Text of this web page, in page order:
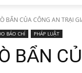
BẨN CỦA CÔNG AN TRẠI
BÁO CHÍ PHÁP LUẬT
BẨN